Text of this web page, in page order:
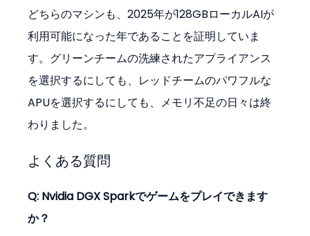
どちらのマシンも、2025年が128GBローカルAIが
利用可能になった年であることを証明していま
す。グリーンチームの洗練されたアプライアンス
を選択するにしても、レッドチームのパワフルな
APUを選択するにしても、メモリ不足の日々は終
わりました。
よくある質問
Q: Nvidia DGX Sparkでゲームをプレイできます
か？